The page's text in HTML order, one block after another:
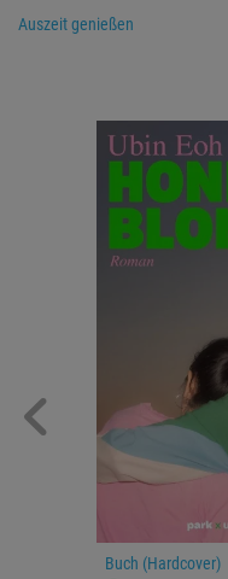
Auszeit genießen
Buch (Hardcover)